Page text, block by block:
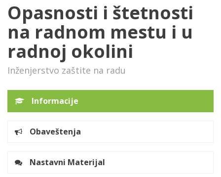
Opasnosti i štetnosti
na radnom mestu i u
radnoj okolini
Inženjerstvo zaštite na radu
Informacije
Obaveštenja
Nastavni Materijal